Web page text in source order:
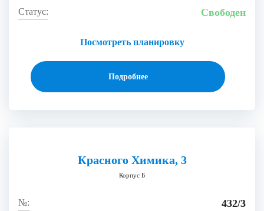
Посмотреть планировку
Свободен
Подробнее
Красного Химика, 3
Корпус Б
432/3